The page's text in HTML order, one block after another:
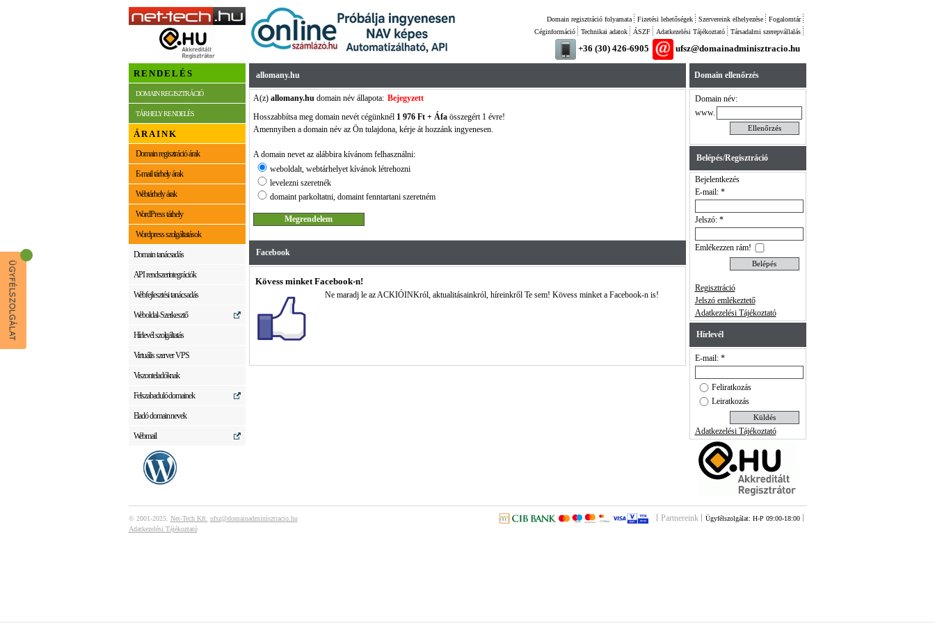
Fogalomtár
Szervereink elhelyezése
Fizetési lehetőségek
Domain regisztráció folyamata
Társadalmi szerepvállalás
Adatkezelési Tájékoztató
ÁSZF
Technikai adatok
Céginformáció
+36 (30) 426-6905 ufsz@domainadminisztracio.hu
RENDELÉS
DOMAIN REGISZTRÁCIÓ
TÁRHELY RENDELÉS
ÁRAINK
Domain regisztráció árak
E-mail tárhely árak
Webtárhely árak
WordPress tárhely
Wordpress szolgáltatások
Domain tanácsadás
API rendszerintegrációk
Webfejlesztési tanácsadás
Weboldal-Szerkesztő
Hírlevél szolgáltatás
Virtuális szerver VPS
Viszonteladóknak
Felszabaduló domainek
Eladó domain nevek
Webmail
allomany.hu
A(z) allomany.hudomain név állapota: Bejegyzett
Hosszabbítsa meg domain nevét cégünknél 1 976 Ft + Áfaösszegért 1 évre!
Amennyiben a domain név az Ön tulajdona, kérje át hozzánk ingyenesen.
A domain nevet az alábbira kívánom felhasználni:
weboldalt, webtárhelyet kívánok létrehozni
levelezni szeretnék
domaint parkoltatni, domaint fenntartani szeretném
Facebook
Kövess minket Facebook-n!
Ne maradj le az ACKIÓINKról, aktualitásainkról, híreinkről Te sem! Kövess minket a Facebook-n is!
Domain ellenőrzés
Domain név:
www.
Belépés/Regisztráció
Bejelentkezés
E-mail: *
Jelszó: *
Emlékezzen rám!
Regisztráció
Jelszó emlékeztető
Adatkezelési Tájékoztató
Hírlevél
E-mail: *
Feliratkozás
Leiratkozás
Adatkezelési Tájékoztató
© 2001-2025. Net-Tech Kft. ufsz@domainadminisztracio.hu
Adatkezelési Tájékoztató
Partnereink Ügyfélszolgálat: H-P 09:00-18:00